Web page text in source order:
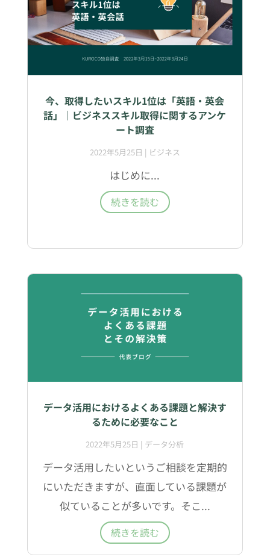
今、取得したいスキル1位は「英語・英会
話」｜ビジネススキル取得に関するアンケ
ート調査
2022年5月25日 | ビジネス
はじめに...
続きを読む
データ活用におけるよくある課題と解決す
るために必要なこと
2022年5月25日 | データ分析
データ活用したいというご相談を定期的
にいただきますが、直面している課題が
似ていることが多いです。そこ...
続きを読む